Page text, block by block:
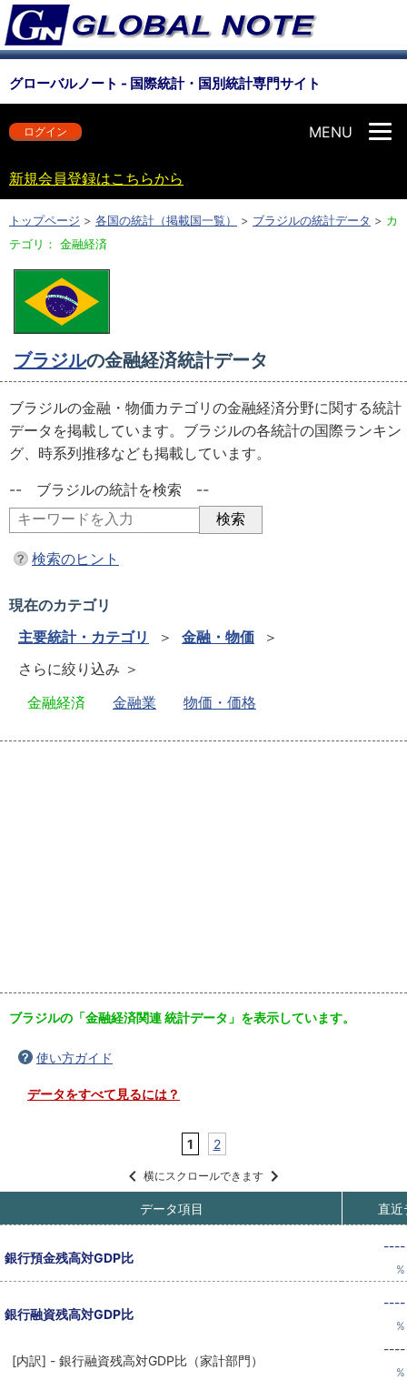
グローバルノート - 国際統計・国別統計専門サイト
MENU
ログイン
新規会員登録はこちらから
トップページ > 各国の統計（掲載国一覧） > ブラジルの統計データ > カ
テゴリ： 金融経済
ブラジルの金融経済統計データ
ブラジルの金融・物価カテゴリの金融経済分野に関する統計
データを掲載しています。ブラジルの各統計の国際ランキン
グ、時系列推移なども掲載しています。
-- ブラジルの統計を検索 --
検索のヒント
現在のカテゴリ
主要統計・カテゴリ
＞ 金融・物価 ＞
さらに絞り込み ＞
金融経済
金融業 物価・価格
ブラジルの「金融経済関連 統計データ」を表示しています。
使い方ガイド
データをすべて見るには？
1 2
横にスクロールできます
データ項目 直近
銀行預金残高対GDP比
----
%
銀行融資残高対GDP比
----
%
[内訳] - 銀行融資残高対GDP比（家計部門）
----
%